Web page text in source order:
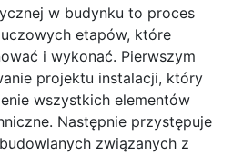
w budynku to proces
etapów, które
i wykonać. Pierwszym
projektu instalacji, który
wszystkich elementów
Następnie przystępuje
związanych z